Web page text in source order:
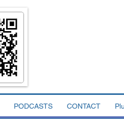
PODCASTS CONTACT